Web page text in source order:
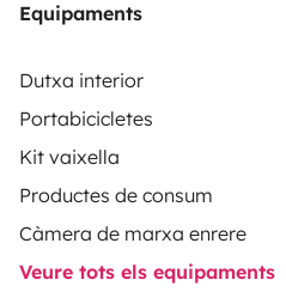
Equipaments
Dutxa interior
Portabicicletes
Kit vaixella
Productes de consum
Càmera de marxa enrere
Veure tots els equipaments